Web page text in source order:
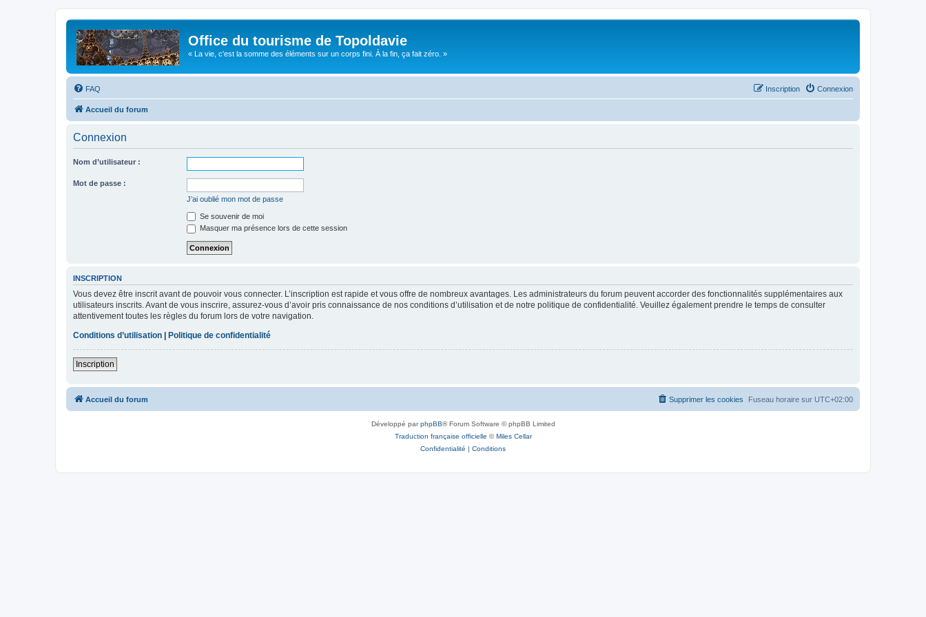
Office du tourisme de Topoldavie
« La vie, c'est la somme des éléments sur un corps fini. À la fin, ça fait zéro. »
FAQ Connexion
Inscription
Accueil du forum
Connexion
Nom d’utilisateur :
Mot de passe :
J’ai oublié mon mot de passe
Se souvenir de moi
Masquer ma présence lors de cette session
INSCRIPTION
Vous devez être inscrit avant de pouvoir vous connecter. L’inscription est rapide et vous offre de nombreux avantages. Les administrateurs du forum peuvent accorder des fonctionnalités supplémentaires aux
utilisateurs inscrits. Avant de vous inscrire, assurez-vous d’avoir pris connaissance de nos conditions d’utilisation et de notre politique de confidentialité. Veuillez également prendre le temps de consulter
attentivement toutes les règles du forum lors de votre navigation.
Conditions d’utilisation
Politique de confidentialité
Inscription
Accueil du forum Fuseau horaire sur UTC+02:00
Supprimer les cookies
Développé parphpBB® Forum Software © phpBB Limited
Traduction française officielle ©Miles Cellar
Confidentialité | Conditions